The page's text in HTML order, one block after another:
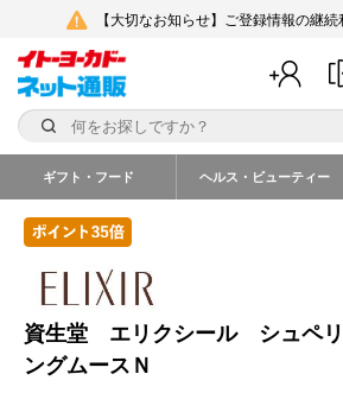
【大切なお知らせ】ご登録情報の継
ギフト・フード ヘルス・ビューティー
資生堂 エリクシール シュペ
ングムースＮ